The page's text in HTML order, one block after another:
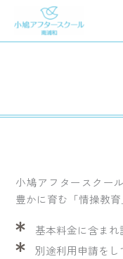
を
小鳩アフタースクー
豊かに育む「情操教育
基本料金に含まれ
別途利用申請をし